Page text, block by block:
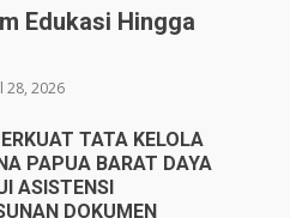
Edukasi Hingga
28, 2026
TATA KELOLA
PAPUA BARAT DAYA
ASISTENSI
DOKUMEN